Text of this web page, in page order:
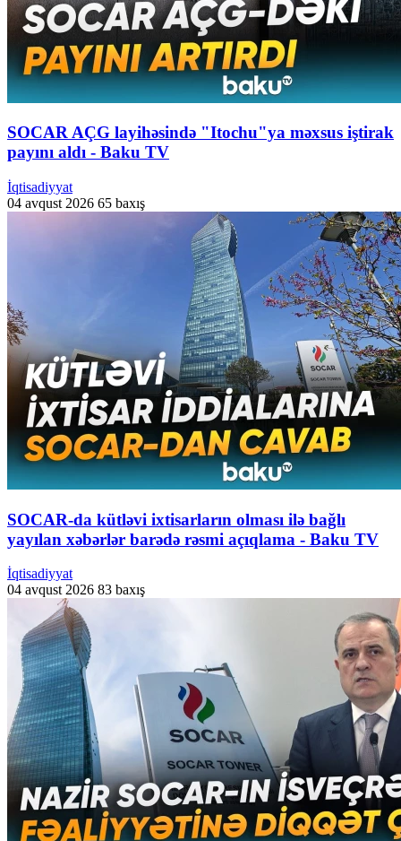
SOCAR AÇG layihəsində "Itochu"ya məxsus iştirak
payını aldı - Baku TV
İqtisadiyyat
04 avqust 2026 65 baxış
SOCAR-da kütləvi ixtisarların olması ilə bağlı
yayılan xəbərlər barədə rəsmi açıqlama - Baku TV
İqtisadiyyat
04 avqust 2026 83 baxış